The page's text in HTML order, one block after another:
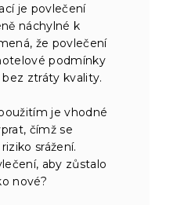
je povlečení
náchylné k
že povlečení
podmínky
bez ztráty kvality.
je vhodné
čímž se
srážení.
aby zůstalo
nové?